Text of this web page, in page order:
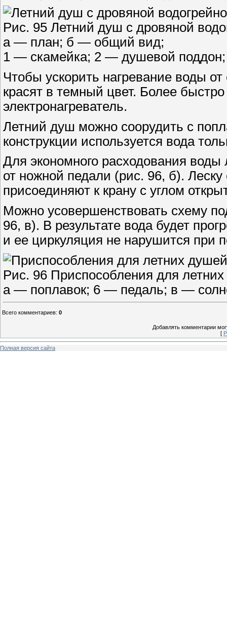
Рис. 95 Летний душ с дровяной
а — план; б — общий вид;
1 — скамейка; 2 — душевой
Чтобы ускорить нагревание воды
красят в темный цвет. Более
электронагреватель.
Летний душ можно соорудить с
конструкции используется вода
Для экономного расходования
от ножной педали (рис. 96, б).
присоединяют к крану с углом
Можно усовершенствовать схему
96, в). В результате вода будет
и ее циркуляция не нарушится при
Рис. 96 Приспособления для
а — поплавок; 6 — педаль; в —
Всего комментариев: 0
Добавлять комментарии
[
Полная версия сайта